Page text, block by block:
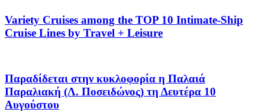
Variety Cruises among the TOP 10 Intimate-Ship
Cruise Lines by Travel + Leisure
Παραδίδεται στην κυκλοφορία η Παλαιά
Παραλιακή (Λ. Ποσειδώνος) τη Δευτέρα 10
Αυγούστου